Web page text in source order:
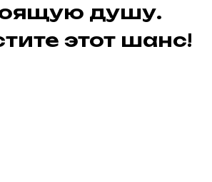
душу.
этот шанс!